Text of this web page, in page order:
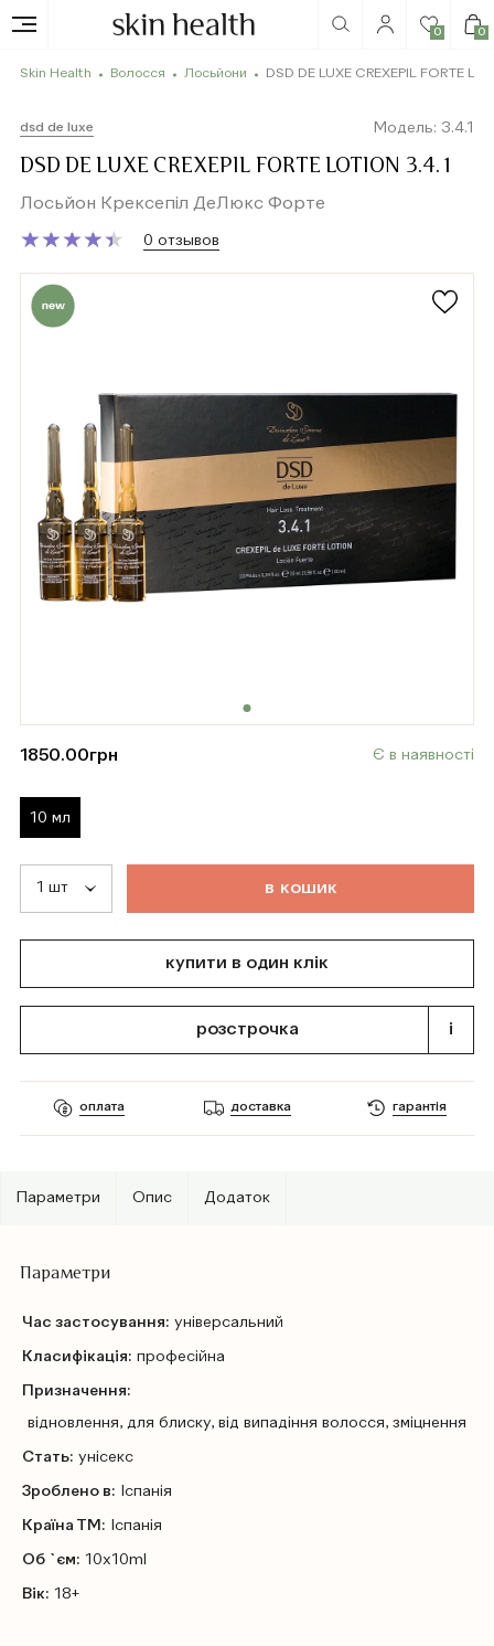
0 0
Skin Health Волосся Лосьйони DSD DE LUXE CREXEPIL FORTE
dsd de luxe Модель: 3.4.1
DSD DE LUXE CREXEPIL FORTE LOTION 3.4.1
Лосьйон Крексепіл ДеЛюкс Форте
★
★★
★★
★★
★★
★ 0 отзывов
1850.00грн Є в наявності
10 мл
в кошик
купити в один клік
розстрочка i
оплата доставка гарантія
Параметри Опис Додаток
Параметри
Час застосування: універсальний
Класифікація: професійна
Призначення:
відновлення, для блиску, від випадіння волосся, зміцнення
Стать: унісекс
Зроблено в: Іспанія
Країна ТМ: Іспанія
Об `єм: 10x10ml
Вік: 18+